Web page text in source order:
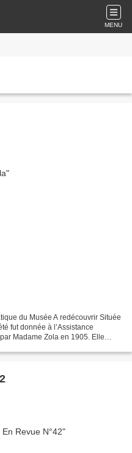
MENU
du Musée A redécouvrir Située
fut donnée à l’Assistance
Madame Zola en 1905. Elle